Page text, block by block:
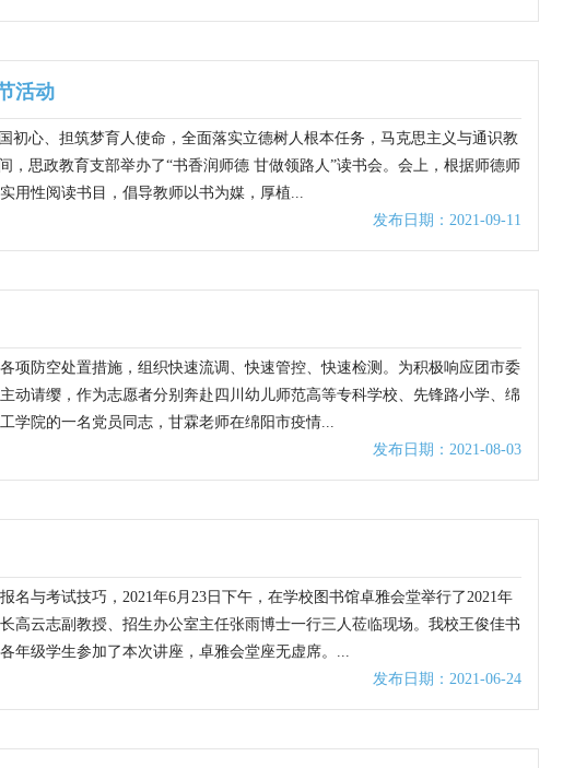
活动
心、担筑梦育人使命，全面落实立德树人根本任务，马克思主义与通识教
思政教育支部举办了“书香润师德 甘做领路人”读书会。会上，根据师德师
用性阅读书目，倡导教师以书为媒，厚植...
发布日期：2021-09-11
项防空处置措施，组织快速流调、快速管控、快速检测。为积极响应团市委
动请缨，作为志愿者分别奔赴四川幼儿师范高等专科学校、先锋路小学、绵
学院的一名党员同志，甘霖老师在绵阳市疫情...
发布日期：2021-08-03
与考试技巧，2021年6月23日下午，在学校图书馆卓雅会堂举行了2021年
云志副教授、招生办公室主任张雨博士一行三人莅临现场。我校王俊佳书
年级学生参加了本次讲座，卓雅会堂座无虚席。...
发布日期：2021-06-24